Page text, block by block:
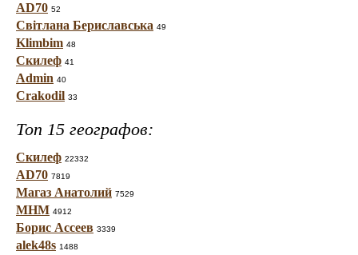
AD70 52
Світлана Бериславська 49
Klimbim 48
Скилеф 41
Admin 40
Crakodil 33
Топ 15 географов:
Скилеф 22332
AD70 7819
Магаз Анатолий 7529
МНМ 4912
Борис Ассеев 3339
alek48s 1488